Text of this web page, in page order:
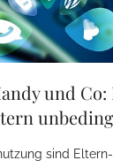
und Co:
sind